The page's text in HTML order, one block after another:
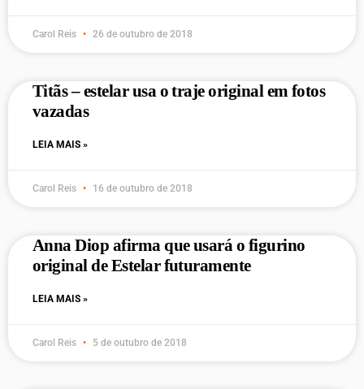
Carol Reis 26 de outubro de 2018
Titãs – estelar usa o traje original em fotos
vazadas
LEIA MAIS »
Carol Reis 16 de outubro de 2018
Anna Diop afirma que usará o figurino
original de Estelar futuramente
LEIA MAIS »
Carol Reis 5 de outubro de 2018